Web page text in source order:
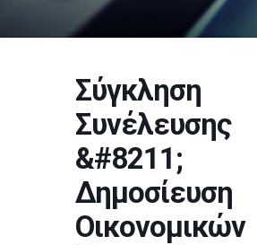
Σύγκληση
Συνέλευσης
&#8211;
Δημοσίευση
Οικονομικών